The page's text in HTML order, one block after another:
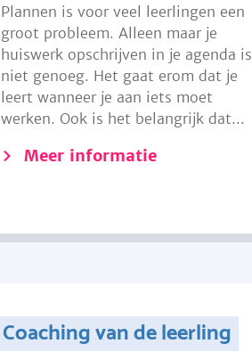
Plannen is voor veel leerlingen een
groot probleem. Alleen maar je
huiswerk opschrijven in je agenda is
niet genoeg. Het gaat erom dat je
leert wanneer je aan iets moet
werken. Ook is het belangrijk dat...
Meer informatie
Coaching van de leerling